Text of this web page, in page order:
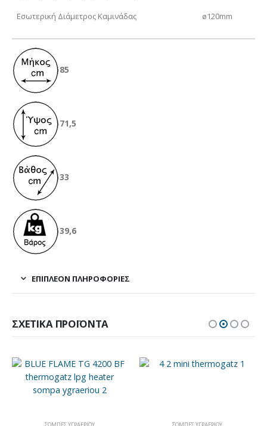
Εσωτερική Διάμετρος Καμινάδας ø120mm
85
71,5
33
39,6
ΕΠΙΠΛΈΟΝ ΠΛΗΡΟΦΟΡΊΕΣ
ΣΧΕΤΙΚΆ ΠΡΟΪΌΝΤΑ